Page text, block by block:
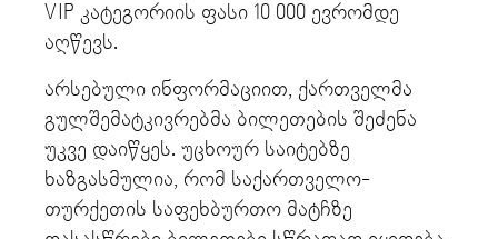
VIP კატეგორიის ფასი 10 000 ევრომდე
აღწევს.
არსებული ინფორმაციით, ქართველმა
გულშემატკივრებმა ბილეთების შეძენა
უკვე დაიწყეს. უცხოურ საიტებზე
ხაზგასმულია, რომ საქართველო-
თურქეთის საფეხბურთო მატჩზე